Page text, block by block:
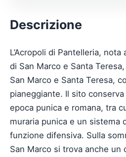
Descrizione
L’Acropoli di Pantelleria,
di San Marco e Santa
San Marco e Santa Teresa,
pianeggiante. Il sito
epoca punica e romana, tra
muraria punica e un sistema
funzione difensiva. Sulla
San Marco si trova anche un